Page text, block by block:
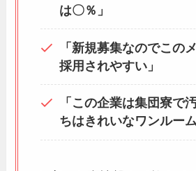
は〇％」
「新規募集なのでこの
採用されやすい」
「この企業は集団寮で
ちはきれいなワンルー